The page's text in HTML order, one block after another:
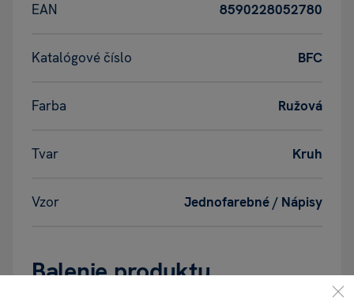
EAN 8590228052780
Katalógové číslo BFC
Farba Ružová
Tvar Kruh
Vzor Jednofarebné / Nápisy
Balenie produktu